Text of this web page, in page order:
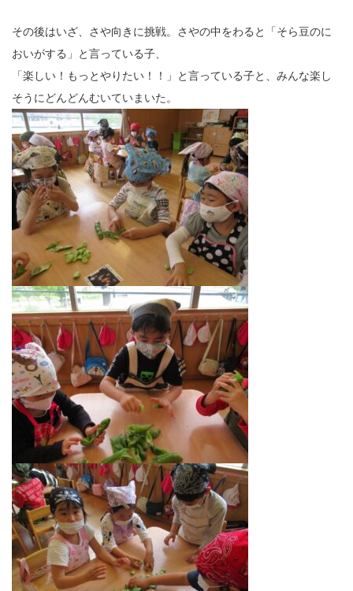
その後はいざ、さや向きに挑戦。さやの中をわると「そら豆のに
おいがする」と言っている子、
「楽しい！もっとやりたい！！」と言っている子と、みんな楽し
そうにどんどんむいていまいた。